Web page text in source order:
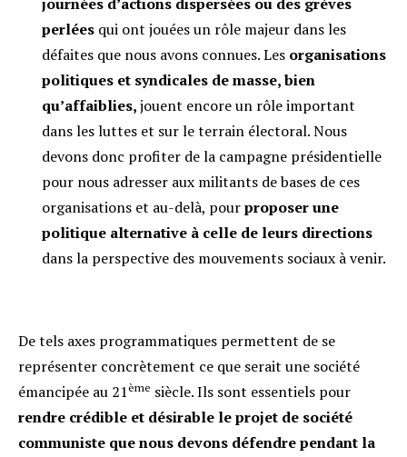
perléesqui ont jouées un rôle majeur dans les
défaites que nous avons connues. Les organisations
politiques et syndicales de masse, bien
qu’affaiblies,jouent encore un rôle important
dans les luttes et sur le terrain électoral. Nous
devons donc profiter de la campagne présidentielle
pour nous adresser aux militants de bases de ces
organisations et au-delà, pourproposer une
politique alternative à celle de leurs directions
dans la perspective des mouvements sociaux à venir.
De tels axes programmatiques permettent de se
représenter concrètement ce que serait une société
émancipée au 21ème siècle. Ils sont essentiels pour
rendre crédible et désirable le projet de société
communiste que nous devons défendre pendant la